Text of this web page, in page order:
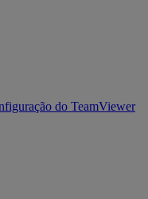
do TeamViewer